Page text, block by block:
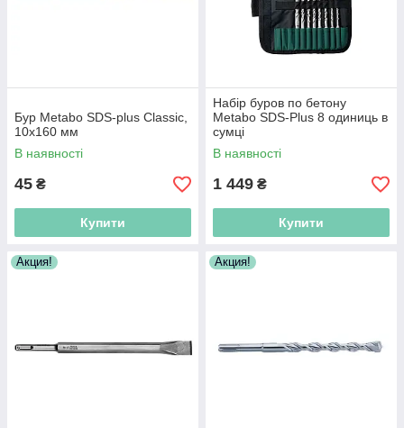
Бур Metabo SDS-plus Classic,
10х160 мм
В наявності
45 ₴
Купити
Набір буров по бетону
Metabo SDS-Plus 8 одиниць в
сумці
В наявності
1 449 ₴
Купити
Акция! Акция!